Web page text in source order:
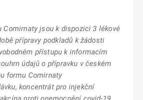
Comirnaty jsou k dispozici 3 lékové
přípravy podkladů k žádosti
přístupu k informacím
údajů o přípravku v českém
formu Comirnaty
koncentrát pro injekční